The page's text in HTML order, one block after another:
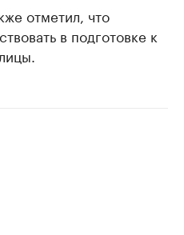
отметил, что
в подготовке к